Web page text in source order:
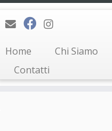
Home Chi Siamo
Contatti